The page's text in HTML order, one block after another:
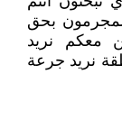
والمجرمون بحق
معكم نريد
نريد جرعة